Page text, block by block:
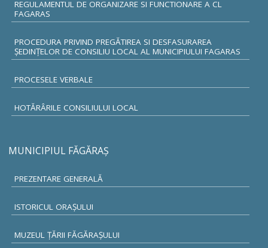
REGULAMENTUL DE ORGANIZARE SI FUNCTIONARE A CL
FAGARAS
PROCEDURA PRIVIND PREGĂTIREA SI DESFASURAREA
ȘEDINȚELOR DE CONSILIU LOCAL AL MUNICIPIULUI FAGARAS
PROCESELE VERBALE
HOTĂRÂRILE CONSILIULUI LOCAL
MUNICIPIUL FĂGĂRAŞ
PREZENTARE GENERALĂ
ISTORICUL ORAŞULUI
MUZEUL ŢĂRII FĂGĂRAŞULUI